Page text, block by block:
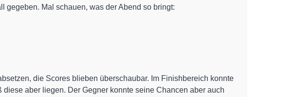
gegeben. Mal schauen, was der Abend so bringt:
die Scores blieben überschaubar. Im Finishbereich konnte
aber liegen. Der Gegner konnte seine Chancen aber auch